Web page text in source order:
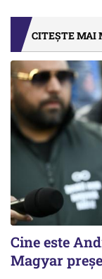
CITEȘTE MAI
Cine este
Magyar